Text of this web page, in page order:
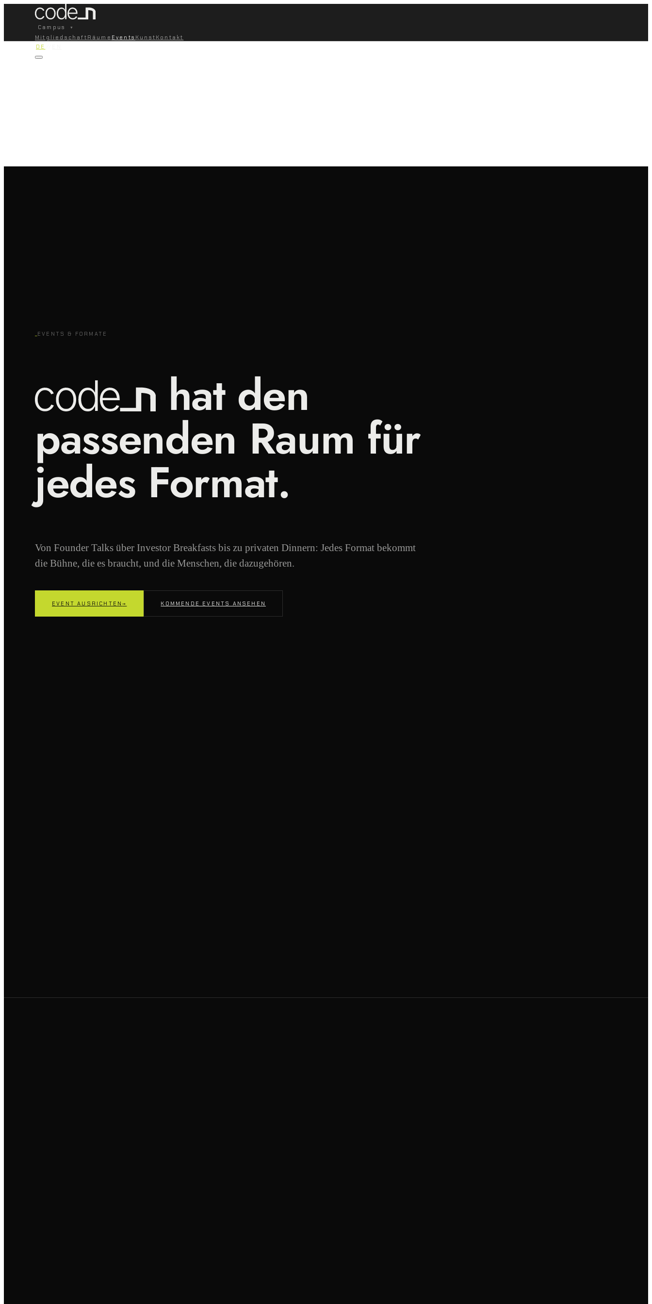
Campus
▾
Mitgliedschaft Räume Events Kunst Kontakt
DE
EVENTS & FORMATE
hat den
passenden Raum für
jedes Format.
Von Founder Talks über Investor Breakfasts bis zu privaten Dinnern: Jedes Format bekommt
die Bühne, die es braucht, und die Menschen, die dazugehören.
EVENT AUSRICHTEN→ KOMMENDE EVENTS ANSEHEN